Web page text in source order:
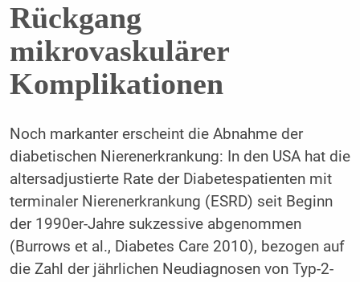
Rückgang
mikrovaskulärer
Komplikationen
Noch markanter erscheint die Abnahme der
diabetischen Nierenerkrankung: In den USA hat die
altersadjustierte Rate der Diabetespatienten mit
terminaler Nierenerkrankung (ESRD) seit Beginn
der 1990er-Jahre sukzessive abgenommen
(Burrows et al., Diabetes Care 2010), bezogen auf
die Zahl der jährlichen Neudiagnosen von Typ-2-